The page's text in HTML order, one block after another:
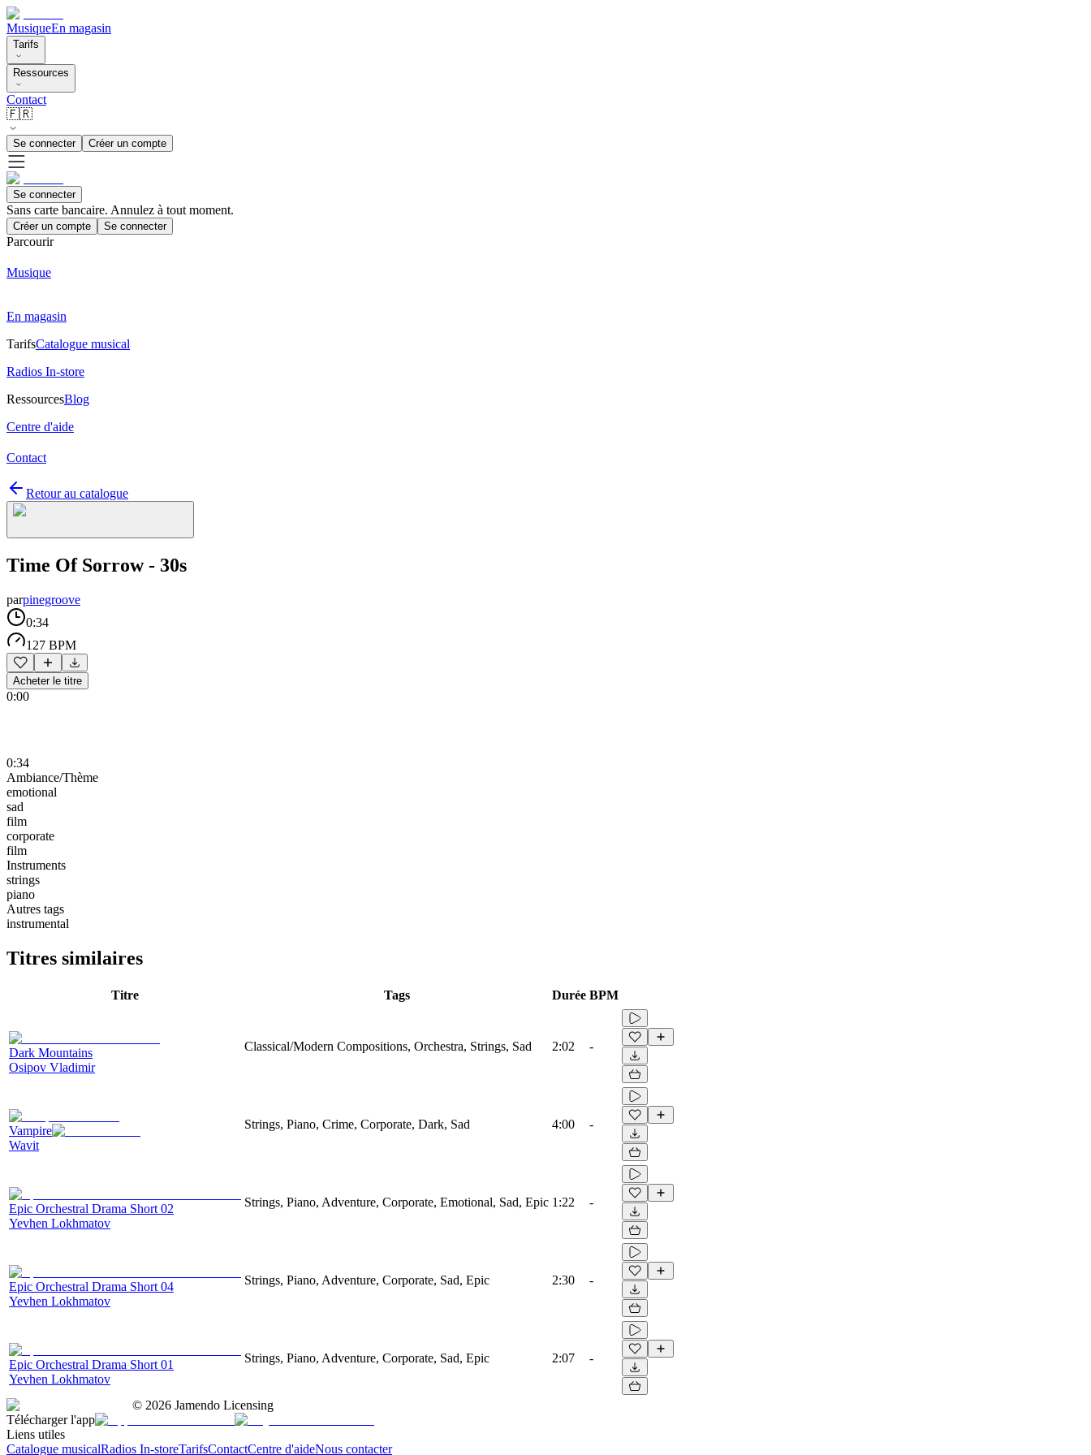
MusiqueEn magasin
Tarifs
Ressources
Contact
🇫🇷
Se connecter Créer un compte
Se connecter
Sans carte bancaire. Annulez à tout moment.
Créer un compte Se connecter
Parcourir
Musique
En magasin
TarifsCatalogue musical
Radios In-store
RessourcesBlog
Centre d'aide
Contact
Retour au catalogue
Time Of Sorrow - 30s
parpinegroove
0:34
127 BPM
Acheter le titre
0:00
0:34
Ambiance/Thème
emotional
sad
film
corporate
film
Instruments
strings
piano
Autres tags
instrumental
Titres similaires
Titre Tags Durée BPM
Dark Mountains
Osipov Vladimir
Classical/Modern Compositions, Orchestra, Strings, Sad 2:02 -
Vampire
Wavit
Strings, Piano, Crime, Corporate, Dark, Sad 4:00 -
Epic Orchestral Drama Short 02
Yevhen Lokhmatov
Strings, Piano, Adventure, Corporate, Emotional, Sad, Epic 1:22 -
Epic Orchestral Drama Short 04
Yevhen Lokhmatov
Strings, Piano, Adventure, Corporate, Sad, Epic 2:30 -
Epic Orchestral Drama Short 01
Yevhen Lokhmatov
Strings, Piano, Adventure, Corporate, Sad, Epic 2:07 -
© 2026 Jamendo Licensing
Télécharger l'app
Liens utiles
Catalogue musicalRadios In-storeTarifsContactCentre d'aideNous contacter